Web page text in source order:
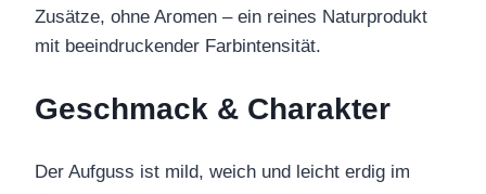
Zusätze, ohne Aromen – ein reines Naturprodukt
mit beeindruckender Farbintensität.
Geschmack & Charakter
Der Aufguss ist mild, weich und leicht erdig im